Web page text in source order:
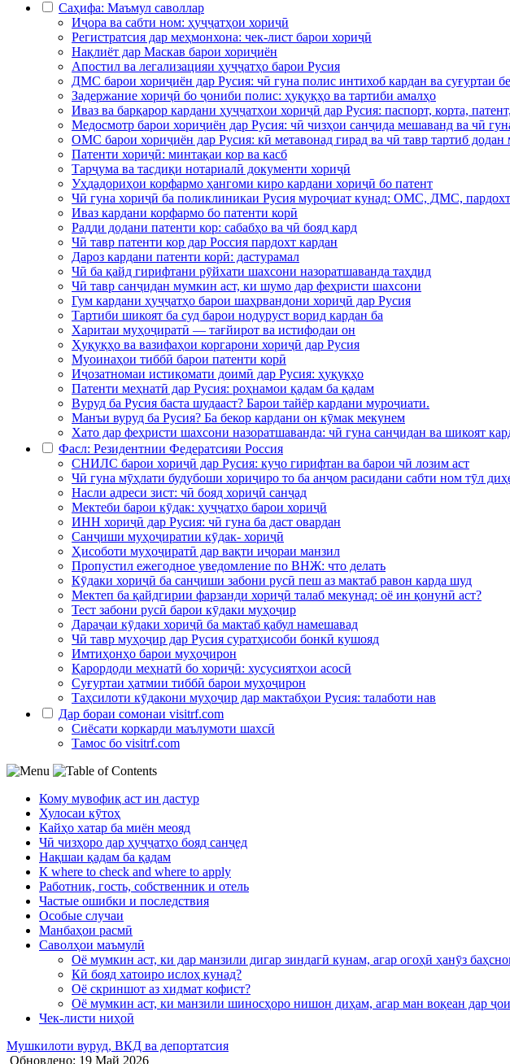
Саҳифа: Маъмул саволлар
Иҷора ва сабти ном: ҳуҷҷатҳои хориҷӣ
Регистратсия дар меҳмонхона: чек-лист барои хориҷӣ
Нақлиёт дар Маскав барои хориҷиён
Апостил ва легализацияи ҳуҷҷатҳо барои Русия
ДМС барои хориҷиён дар Русия: чӣ гуна полис интихоб кардан ва суғуртаи
Задержание хориҷӣ бо ҷониби полис: ҳуқуқҳо ва тартиби амалҳо
Иваз ва барқарор кардани ҳуҷҷатҳои хориҷӣ дар Русия: паспорт, корта,
Медосмотр барои хориҷиён дар Русия: чӣ чизҳои санҷида мешаванд ва чӣ
ОМС барои хориҷиён дар Русия: кӣ метавонад гирад ва чӣ тавр тартиб додан
Патенти хориҷӣ: минтақаи кор ва касб
Тарҷума ва тасдиқи нотариалӣ документи хориҷӣ
Уҳдадориҳои корфармо ҳангоми киро кардани хориҷӣ бо патент
Чӣ гуна хориҷӣ ба поликлиникаи Русия муроҷиат кунад: ОМС, ДМС,
Иваз кардани корфармо бо патенти корӣ
Радди додани патенти кор: сабабҳо ва чӣ бояд кард
Чӣ тавр патенти кор дар Россия пардохт кардан
Дароз кардани патенти корӣ: дастурамал
Чӣ ба қайд гирифтани рӯйхати шахсони назоратшаванда таҳдид
Чӣ тавр санҷидан мумкин аст, ки шумо дар феҳристи шахсони
Гум кардани ҳуҷҷатҳо барои шаҳрвандони хориҷӣ дар Русия
Тартиби шикоят ба суд барои нодуруст ворид кардан ба
Харитаи муҳоҷиратӣ — тағйирот ва истифодаи он
Ҳуқуқҳо ва вазифаҳои коргарони хориҷӣ дар Русия
Муоинаҳои тиббӣ барои патенти корӣ
Иҷозатномаи истиқомати доимӣ дар Русия: ҳуқуқҳо
Патенти меҳнатӣ дар Русия: роҳнамои қадам ба қадам
Вуруд ба Русия баста шудааст? Барои тайёр кардани муроҷиати.
Манъи вуруд ба Русия? Ба бекор кардани он кӯмак мекунем
Хато дар феҳристи шахсони назоратшаванда: чӣ гуна санҷидан ва шикоят
Фасл: Резидентнии Федератсияи Россия
СНИЛС барои хориҷӣ дар Русия: куҷо гирифтан ва барои чӣ лозим аст
Чӣ гуна мӯҳлати будубоши хориҷиро то ба анҷом расидани сабти ном тӯл
Насли адреси зист: чӣ бояд хориҷӣ санҷад
Мектеби барои кӯдак: ҳуҷҷатҳо барои хориҷӣ
ИНН хориҷӣ дар Русия: чӣ гуна ба даст овардан
Санҷиши муҳоҷиратии кӯдак- хориҷӣ
Ҳисоботи муҳоҷиратӣ дар вақти иҷораи манзил
Пропустил ежегодное уведомление по ВНЖ: что делать
Кӯдаки хориҷӣ ба санҷиши забони русӣ пеш аз мактаб равон карда шуд
Мектеп ба қайдгирии фарзанди хориҷӣ талаб мекунад: оё ин қонунӣ аст?
Тест забони русӣ барои кӯдаки муҳоҷир
Дараҷаи кӯдаки хориҷӣ ба мактаб қабул намешавад
Чӣ тавр муҳоҷир дар Русия суратҳисоби бонкӣ кушояд
Имтиҳонҳо барои муҳоҷирон
Қарордоди меҳнатӣ бо хориҷӣ: хусусиятҳои асосӣ
Суғуртаи ҳатмии тиббӣ барои муҳоҷирон
Таҳсилоти кӯдакони муҳоҷир дар мактабҳои Русия: талаботи нав
Дар бораи сомонаи visitrf.com
Сиёсати коркарди маълумоти шахсӣ
Тамос бо visitrf.com
Кому мувофиқ аст ин дастур
Хулосаи кӯтоҳ
Кайҳо хатар ба миён меояд
Чӣ чизҳоро дар ҳуҷҷатҳо бояд санҷед
Нақшаи қадам ба қадам
К where to check and where to apply
Работник, гость, собственник и отель
Частые ошибки и последствия
Особые случаи
Манбаҳои расмӣ
Саволҳои маъмулӣ
Оё мумкин аст, ки дар манзили дигар зиндагӣ кунам, агар огоҳӣ ҳанӯз
Кӣ бояд хатоиро ислоҳ кунад?
Оё скриншот аз хидмат кофист?
Оё мумкин аст, ки манзили шиносҳоро нишон диҳам, агар ман воқеан дар
Чек-листи ниҳоӣ
Мушкилоти вуруд, ВКД ва депортатсия
Обновлено: 19 Май 2026